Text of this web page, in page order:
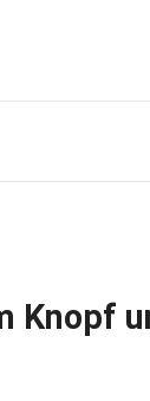
Knopf